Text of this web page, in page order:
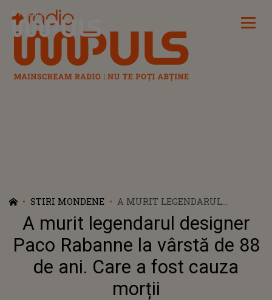
Radio Impuls
STIRI MONDENE
A MURIT LEGENDARUL
DESIGNER PACO RABANNE LA
VÂRSTĂ DE 88 DE ANI. CARE A
FOST CAUZA MORȚII
A murit legendarul designer
Paco Rabanne la vârstă de 88
de ani. Care a fost cauza
morții